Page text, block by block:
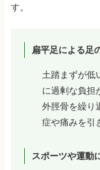
す。
扁平足による足
土踏まずが低
に過剰な負担
外脛骨を繰り
症や痛みを引
スポーツや運動